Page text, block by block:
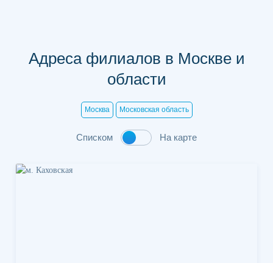
Адреса филиалов в Москве и
области
Москва Московская область
Списком На карте